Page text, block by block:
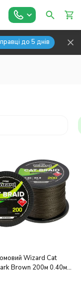
до 5 днів
Wizard Cat
Brown 200м 0.40мм